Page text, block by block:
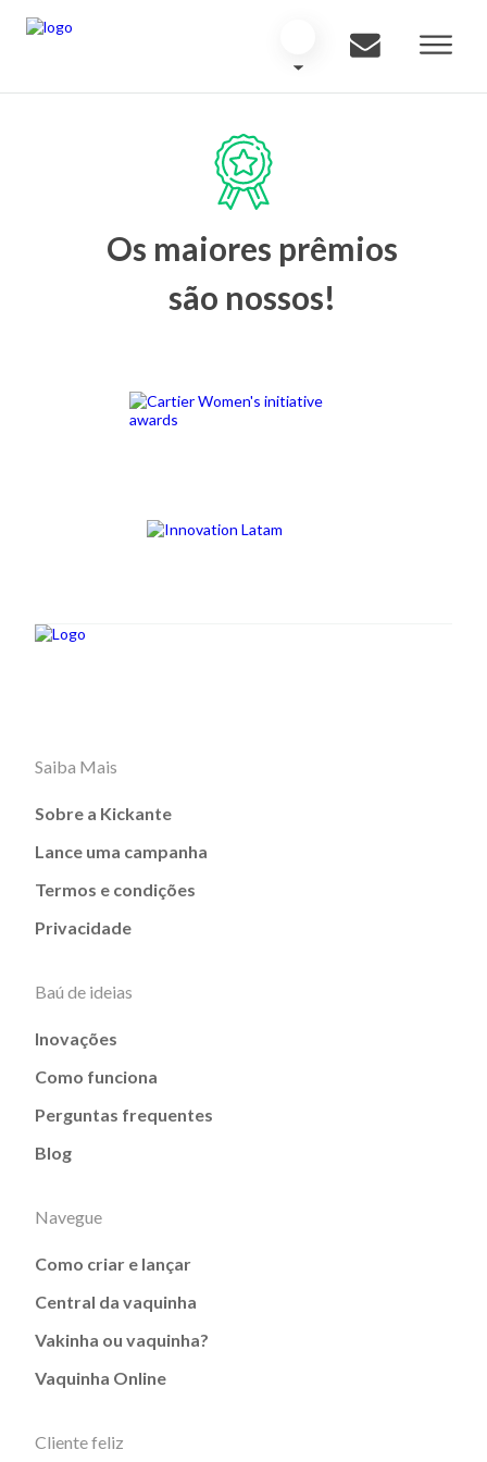
Os maiores prêmios
são nossos!
Saiba Mais
Sobre a Kickante
Lance uma campanha
Termos e condições
Privacidade
Baú de ideias
Inovações
Como funciona
Perguntas frequentes
Blog
Navegue
Como criar e lançar
Central da vaquinha
Vakinha ou vaquinha?
Vaquinha Online
Cliente feliz